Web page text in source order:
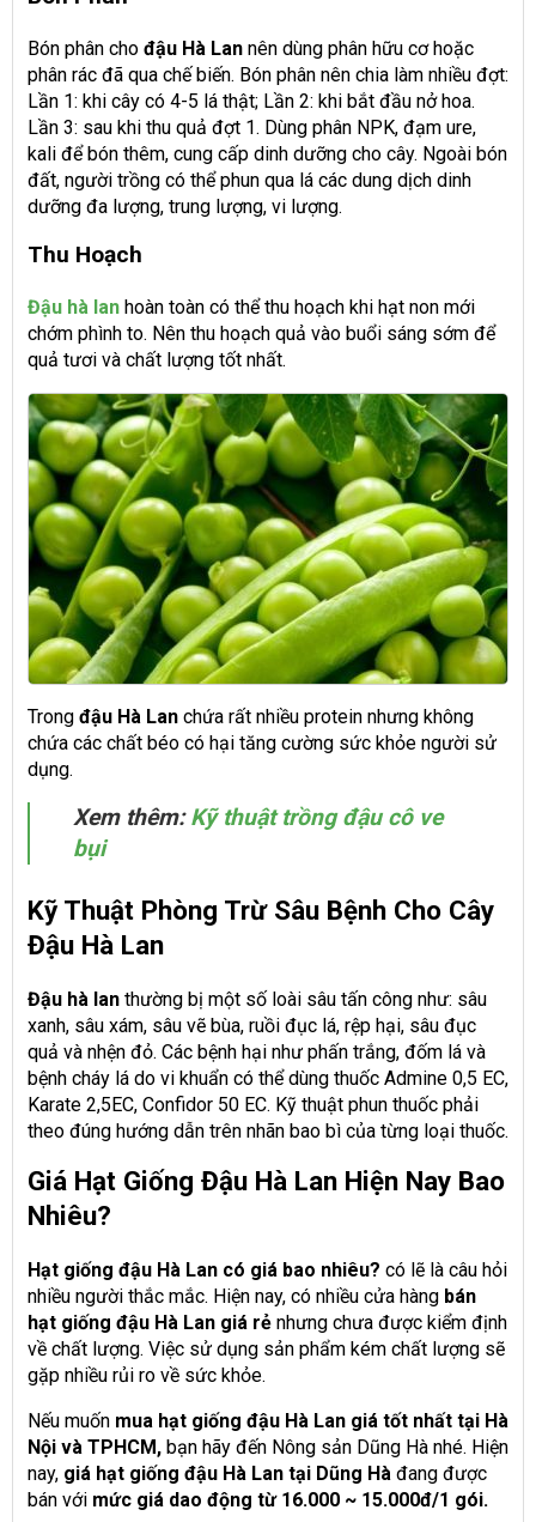
Bón phân cho đậu Hà Lan nên dùng phân hữu cơ hoặc
phân rác đã qua chế biến. Bón phân nên chia làm nhiều đợt:
Lần 1: khi cây có 4-5 lá thật; Lần 2: khi bắt đầu nở hoa.
Lần 3: sau khi thu quả đợt 1. Dùng phân NPK, đạm ure,
kali để bón thêm, cung cấp dinh dưỡng cho cây. Ngoài bón
đất, người trồng có thể phun qua lá các dung dịch dinh
dưỡng đa lượng, trung lượng, vi lượng.
Thu Hoạch
Đậu hà lan hoàn toàn có thể thu hoạch khi hạt non mới
chớm phình to. Nên thu hoạch quả vào buổi sáng sớm để
quả tươi và chất lượng tốt nhất.
Trong đậu Hà Lan chứa rất nhiều protein nhưng không
chứa các chất béo có hại tăng cường sức khỏe người sử
dụng.
Xem thêm:Kỹ thuật trồng đậu cô ve
bụi
Kỹ Thuật Phòng Trừ Sâu Bệnh Cho Cây
Đậu Hà Lan
Đậu hà lan thường bị một số loài sâu tấn công như: sâu
xanh, sâu xám, sâu vẽ bùa, ruồi đục lá, rệp hại, sâu đục
quả và nhện đỏ. Các bệnh hại như phấn trắng, đốm lá và
bệnh cháy lá do vi khuẩn có thể dùng thuốc Admine 0,5 EC,
Karate 2,5EC, Confidor 50 EC. Kỹ thuật phun thuốc phải
theo đúng hướng dẫn trên nhãn bao bì của từng loại thuốc.
Giá Hạt Giống Đậu Hà Lan Hiện Nay Bao
Nhiêu?
Hạt giống đậu Hà Lan có giá bao nhiêu? có lẽ là câu hỏi
nhiều người thắc mắc. Hiện nay, có nhiều cửa hàng bán
hạt giống đậu Hà Lan giá rẻ nhưng chưa được kiểm định
về chất lượng. Việc sử dụng sản phẩm kém chất lượng sẽ
gặp nhiều rủi ro về sức khỏe.
Nếu muốn mua hạt giống đậu Hà Lan giá tốt nhất tại Hà
Nội và TPHCM, bạn hãy đến Nông sản Dũng Hà nhé. Hiện
nay, giá hạt giống đậu Hà Lan tại Dũng Hà đang được
bán với mức giá dao động từ 16.000 ~ 15.000đ/1 gói.